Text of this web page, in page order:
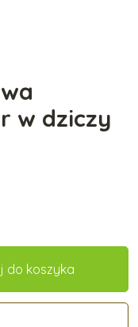
w dziczy
do koszyka